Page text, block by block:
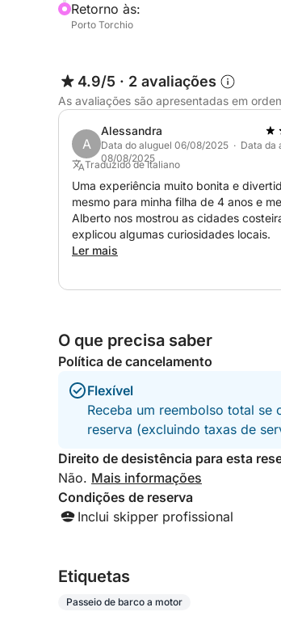
Retorno às:
Porto Torchio
4.9/5 · 2 avaliações
As avaliações são apresentadas em
A
Alessandra
Data do aluguel 06/08/2025 · Data da
08/08/2025
Traduzido de Italiano
Uma experiência muito bonita e
mesmo para minha filha de 4 anos e
Alberto nos mostrou as cidades
explicou algumas curiosidades locais.
Ler mais
O que precisa saber
Política de cancelamento
Flexível
Receba um reembolso total se
reserva (excluindo taxas de
Direito de desistência para esta
Não. Mais informações
Condições de reserva
Inclui skipper profissional
Etiquetas
Passeio de barco a motor